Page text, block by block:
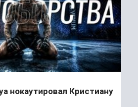
нокаутировал Кристиану